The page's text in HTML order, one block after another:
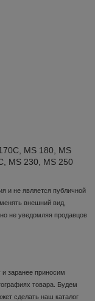
MS 180, MS
MS 230, MS 250
и не является публичной
внешний вид,
не уведомляя продавцов
заранее приносим
товара. Будем
сделать наш каталог